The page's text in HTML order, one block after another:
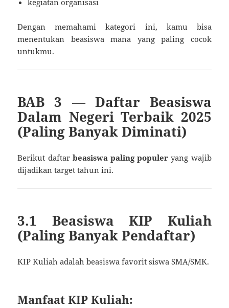
kegiatan organisasi
Dengan memahami kategori ini, kamu bisa
menentukan beasiswa mana yang paling cocok
untukmu.
BAB 3 — Daftar Beasiswa
Dalam Negeri Terbaik 2025
(Paling Banyak Diminati)
Berikut daftar beasiswa paling populer yang wajib
dijadikan target tahun ini.
3.1 Beasiswa KIP Kuliah
(Paling Banyak Pendaftar)
KIP Kuliah adalah beasiswa favorit siswa SMA/SMK.
Manfaat KIP Kuliah: